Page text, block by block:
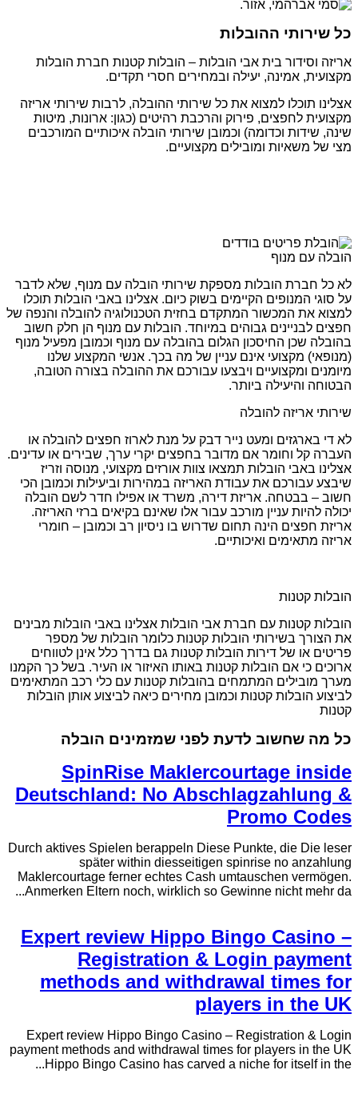
כל שירותי ההובלות
אריזה וסידור בית אבי הובלות – הובלות קטנות חברת הובלות
מקצועית, אמינה, יעילה ובמחירים חסרי תקדים.
אצלינו תוכלו למצוא את כל שירותי ההובלה, לרבות שירותי אריזה
מקצועית לחפצים, פירוק והרכבת רהיטים (כגון: ארונות, מיטות
שינה, שידות וכדומה) וכמובן שירותי הובלה איכותיים המורכבים
מצי של משאיות ומובילים מקצועיים.
הובלה עם מנוף
לא כל חברת הובלות מספקת שירותי הובלה עם מנוף, שלא לדבר
על סוגי המנופים הקיימים בשוק כיום. אצלינו באבי הובלות תוכלו
למצוא את המכשור המתקדם בחזית הטכנולוגיה להובלה והנפה של
חפצים לבניינים גבוהים במיוחד. הובלות עם מנוף הן חלק חשוב
בהובלה שכן החיסכון הגלום בהובלה עם מנוף וכמובן מפעיל מנוף
(מנופאי) מקצועי אינם עניין של מה בכך. אנשי המקצוע שלנו
מיומנים ומקצועיים ויבצעו עבורכם את ההובלה בצורה הטובה,
הבטוחה והיעילה ביותר.
שירותי אריזה להובלה
לא די בארגזים ומעט נייר דבק על מנת לארוז חפצים להובלה או
העברה קל וחומר אם מדובר בחפצים יקרי ערך, שבירים או עדינים.
אצלינו באבי הובלות תמצאו צוות אורזים מקצועי, מנוסה וזריז
שיבצע עבורכם את עבודת האריזה במהירות וביעילות וכמובן הכי
חשוב – בבטחה. אריזת דירה, משרד או אפילו חדר לשם הובלה
יכולה להיות עניין מורכב עבור אלו שאינם בקיאים ברזי האריזה.
אריזת חפצים הינה תחום שדרוש בו ניסיון רב וכמובן – חומרי
אריזה מתאימים ואיכותיים.
הובלות קטנות
הובלות קטנות עם חברת אבי הובלות אצלינו באבי הובלות מבינים
את הצורך בשירותי הובלות קטנות כלומר הובלות של מספר
פריטים או של דירות הובלות קטנות גם בדרך כלל אינן לטווחים
ארוכים כי אם הובלות קטנות באותו האיזור או העיר. בשל כך הקמנו
מערך מובילים המתמחים בהובלות קטנות עם כלי רכב המתאימים
לביצוע הובלות קטנות וכמובן מחירים כיאה לביצוע אותן הובלות
קטנות
כל מה שחשוב לדעת לפני שמזמינים הובלה
SpinRise Maklercourtage inside
Deutschland: No Abschlagzahlung &
Promo Codes
Durch aktives Spielen berappeln Diese Punkte, die Die leser
später within diesseitigen spinrise no anzahlung
Maklercourtage ferner echtes Cash umtauschen vermögen.
Anmerken Eltern noch, wirklich so Gewinne nicht mehr da...
Expert review Hippo Bingo Casino –
Registration & Login payment
methods and withdrawal times for
players in the UK
Expert review Hippo Bingo Casino – Registration & Login
payment methods and withdrawal times for players in the UK
Hippo Bingo Casino has carved a niche for itself in the...